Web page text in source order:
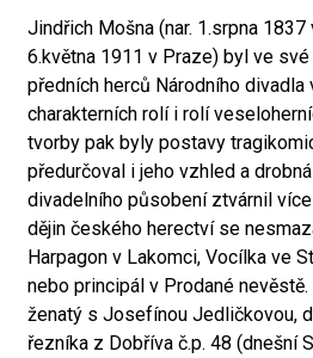
Jindřich Mošna (nar. 1.srpna
6.května 1911 v Praze) byl ve
předních herců Národního divadla
charakterních rolí i rolí
tvorby pak byly postavy
předurčoval i jeho vzhled a
divadelního působení ztvárnil
dějin českého herectví se
Harpagon v Lakomci, Vocílka ve
nebo principál v Prodané
ženatý s Josefínou Jedličkovou,
řezníka z Dobříva č.p. 48 (dnešní